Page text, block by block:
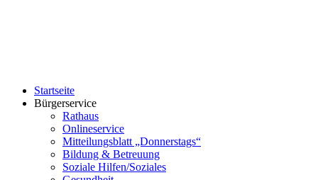
Startseite
Bürgerservice
Rathaus
Onlineservice
Mitteilungsblatt „Donnerstags“
Bildung & Betreuung
Soziale Hilfen/Soziales